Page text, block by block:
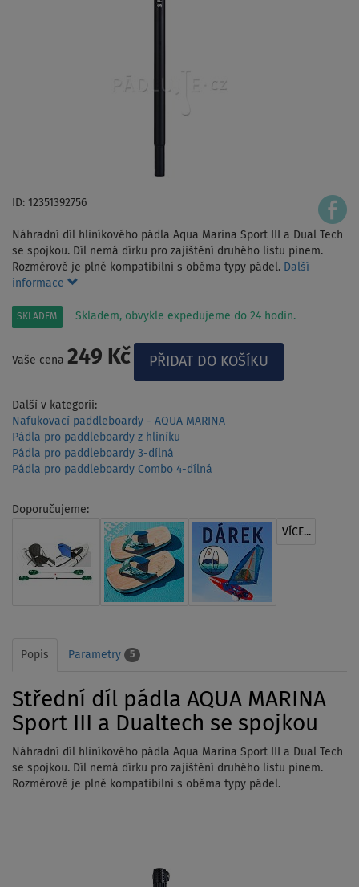
ID: 12351392756
Náhradní díl hliníkového pádla Aqua Marina Sport III a Dual Tech
se spojkou. Díl nemá dírku pro zajištění druhého listu pinem.
Rozměrově je plně kompatibilní s oběma typy pádel. Další
informace
SKLADEM Skladem, obvykle expedujeme do 24 hodin.
Vaše cena 249 Kč
Další v kategorii:
Nafukovací paddleboardy - AQUA MARINA
Pádla pro paddleboardy z hliníku
Pádla pro paddleboardy 3-dílná
Pádla pro paddleboardy Combo 4-dílná
Doporučujeme:
VÍCE...
Popis Parametry 5
Střední díl pádla AQUA MARINA
Sport III a Dualtech se spojkou
Náhradní díl hliníkového pádla Aqua Marina Sport III a Dual Tech
se spojkou. Díl nemá dírku pro zajištění druhého listu pinem.
Rozměrově je plně kompatibilní s oběma typy pádel.